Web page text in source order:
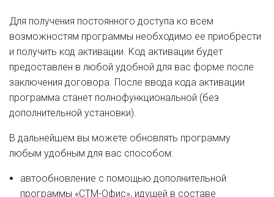
Для получения постоянного доступа ко всем
возможностям программы необходимо ее приобрести
и получить код активации. Код активации будет
предоставлен в любой удобной для вас форме после
заключения договора. После ввода кода активации
программа станет полнофункциональной (без
дополнительной установки).
В дальнейшем вы можете обновлять программу
любым удобным для вас способом:
автообновление с помощью дополнительной
программы «СТМ-Офис», идущей в составе